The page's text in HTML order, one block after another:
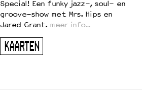
Special! Een funky jazz-, soul- en
groove-show met Mrs. Hips en
Jared Grant. meer info…
KAARTEN